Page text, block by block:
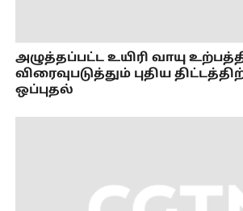
அழுத்தப்பட்ட உயிரி வாயு
விரைவுபடுத்தும் புதிய
ஒப்புதல்